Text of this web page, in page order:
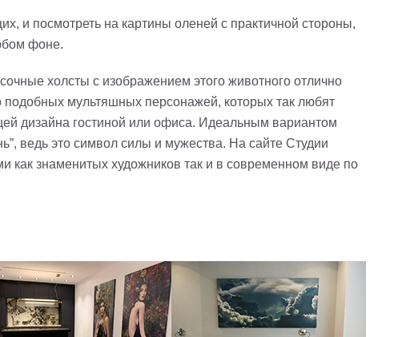
и посмотреть на картины оленей с практичной стороны,
фоне.
холсты с изображением этого животного отлично
подобных мультяшных персонажей, которых так любят
дизайна гостиной или офиса. Идеальным вариантом
ведь это символ силы и мужества. На сайте Студии
как знаменитых художников так и в современном виде по